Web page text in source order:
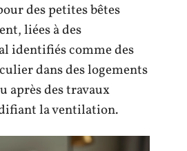
des petites bêtes
liées à des
identifiés comme des
dans des logements
après des travaux
la ventilation.